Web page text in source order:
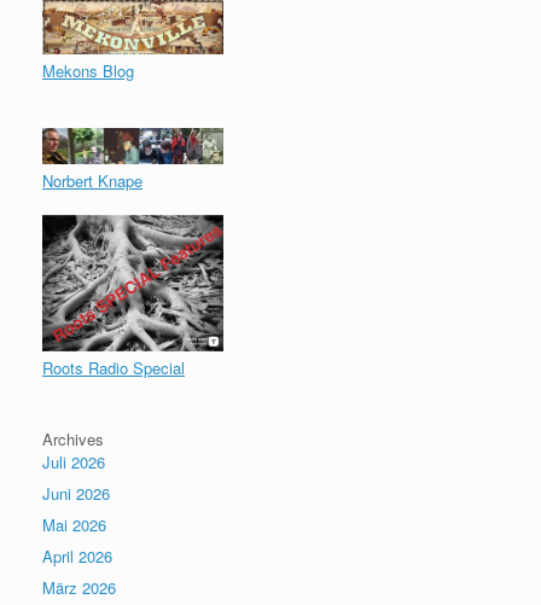
Mekons Blog
Norbert Knape
Roots Radio Special
Archives
Juli 2026
Juni 2026
Mai 2026
April 2026
März 2026